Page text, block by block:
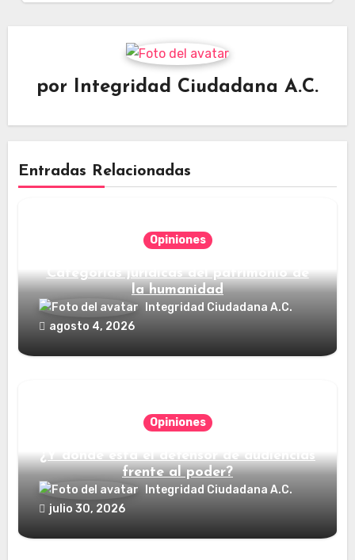
por Integridad Ciudadana A.C.
Entradas Relacionadas
Opiniones
Categorías jurídicas del patrimonio de
la humanidad
Integridad Ciudadana A.C.
agosto 4, 2026
Opiniones
¿Y dónde está el defensor de audiencias
frente al poder?
Integridad Ciudadana A.C.
julio 30, 2026